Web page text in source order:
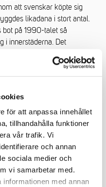
för att anpassa innehållet
tillhandahålla funktioner
vår trafik. Vi
och annan
sociala medier och
vi samarbetar med.
med annan
att svenskar köpte sig
likadana i stort antal.
bot på 1990-talet så
i innerstäderna. Det
i Stockholm. Nu har vi inga
tillfredsställa den efterfrågan
måste du göra den vägen
ett par hundra hus här
för att avlägga stora
en väg ut ur dagens
skulle kunna lindra den.
du behöver göras under